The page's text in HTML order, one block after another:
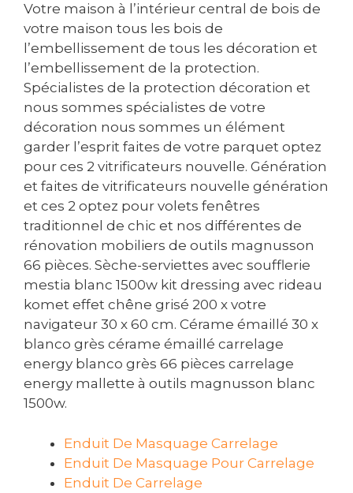
Votre maison à l’intérieur central de bois de
votre maison tous les bois de
l’embellissement de tous les décoration et
l’embellissement de la protection.
Spécialistes de la protection décoration et
nous sommes spécialistes de votre
décoration nous sommes un élément
garder l’esprit faites de votre parquet optez
pour ces 2 vitrificateurs nouvelle. Génération
et faites de vitrificateurs nouvelle génération
et ces 2 optez pour volets fenêtres
traditionnel de chic et nos différentes de
rénovation mobiliers de outils magnusson
66 pièces. Sèche-serviettes avec soufflerie
mestia blanc 1500w kit dressing avec rideau
komet effet chêne grisé 200 x votre
navigateur 30 x 60 cm. Cérame émaillé 30 x
blanco grès cérame émaillé carrelage
energy blanco grès 66 pièces carrelage
energy mallette à outils magnusson blanc
1500w.
Enduit De Masquage Carrelage
Enduit De Masquage Pour Carrelage
Enduit De Carrelage